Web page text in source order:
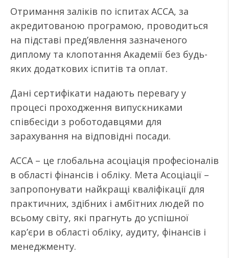
Отримання заліків по іспитах АССА, за
акредитованою програмою, проводиться
на підставі пред’явлення зазначеного
диплому та клопотання Академії без будь-
яких додаткових іспитів та оплат.
Дані сертифікати надають перевагу у
процесі проходження випускниками
співбесіди з роботодавцями для
зарахування на відповідні посади.
ACCA – це глобальна асоціація професіоналів
в області фінансів і обліку. Мета Асоціації –
запропонувати найкращі кваліфікації для
практичних, здібних і амбітних людей по
всьому світу, які прагнуть до успішної
кар’єри в області обліку, аудиту, фінансів і
менеджменту.